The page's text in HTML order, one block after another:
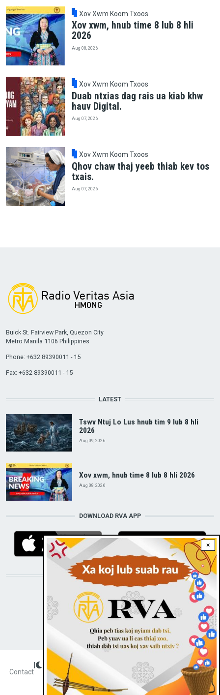
Xov Xwm Koom Txoos
Xov xwm, hnub time 8 lub 8 hli
2026
Aug 08, 2026
Xov Xwm Koom Txoos
Duab ntxias dag rais ua kiab khw
hauv Digital.
Aug 07, 2026
Xov Xwm Koom Txoos
Qhov chaw thaj yeeb thiab kev tos
txais.
Aug 07, 2026
×
Buick St. Fairview Park, Quezon City
Metro Manila 1106 Philippines
Phone: +632 89390011 - 15
Fax: +632 89390011 - 15
LATEST
Tswv Ntuj Lo Lus hnub tim 9 lub 8 hli
2026
Aug 09, 2026
Xov xwm, hnub time 8 lub 8 hli 2026
Aug 08, 2026
DOWNLOAD RVA APP
STAY CONNECTED WITH US!
Radio Veritas Asia © 2023
Contact
Dark theme